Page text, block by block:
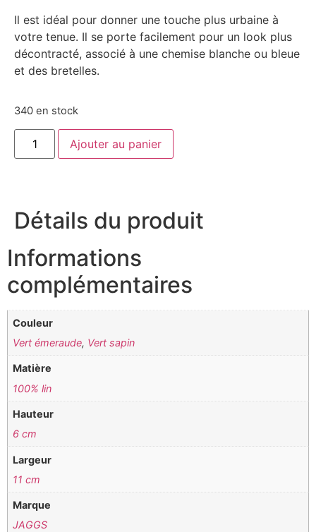
Il est idéal pour donner une touche plus urbaine à
votre tenue. Il se porte facilement pour un look plus
décontracté, associé à une chemise blanche ou bleue
et des bretelles.
340 en stock
Ajouter au panier
Détails du produit
Informations
complémentaires
Couleur
Vert émeraude, Vert sapin
Matière
100% lin
Hauteur
6 cm
Largeur
11 cm
Marque
JAGGS